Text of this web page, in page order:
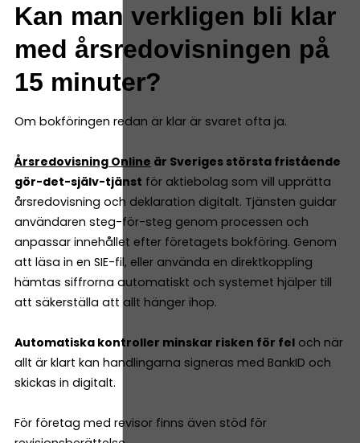
Kan man verkligen bli klar
med årsredovisningen på
15 minuter?
Om bokföringen redan är klar är svaret ofta ja.
Årsredovisning Online är Sveriges största fristående
gör-det-själv-tjänst för aktiebolag som vill upprätta
årsredovisning och deklaration digitalt. Tjänsten guidar
användaren steg-för-steg genom processen och
anpassar innehållet efter företagets bokföring. Genom
att läsa in en SIE-fil, eller använda en direktkoppling
hämtas siffrorna automatiskt och systemet hjälper till
att säkerställa att allt hänger ihop.
Automatiska kontroller minskar risken för fel och när
allt är klart kan handlingarna signeras med BankID och
skickas in digitalt.
För företag med revisor finns även stöd för